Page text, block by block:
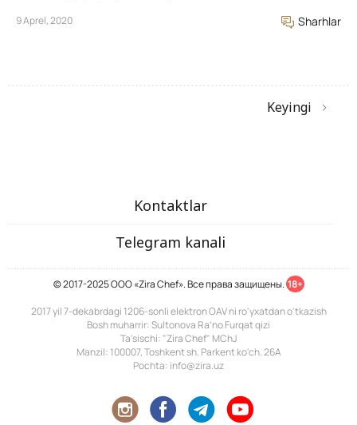
9 Aprel, 2020 Sharhlar
Keyingi
Kontaktlar
Telegram kanali
© 2017-2025 ООО «Zira Chef». Все права защищены. 18+
2017 yil 7-dekabrdagi 1206-sonli elektron OAV ni ro'yxatdan o'tkazish
Bosh muharrir: Sultonova Ra’no Furqat qizi
Ta'sischi: "Zira Chef" MChJ
Manzil: 100007, Toshkent sh. Parkent ko'ch. 26A
Pochta: info@zira.uz